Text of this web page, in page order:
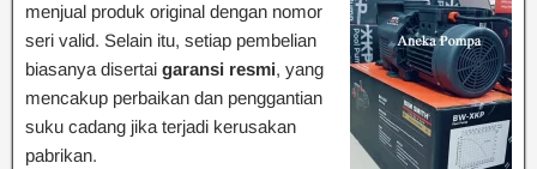
menjual produk original dengan nomor
seri valid. Selain itu, setiap pembelian
biasanya disertai garansi resmi, yang
mencakup perbaikan dan penggantian
suku cadang jika terjadi kerusakan
pabrikan.